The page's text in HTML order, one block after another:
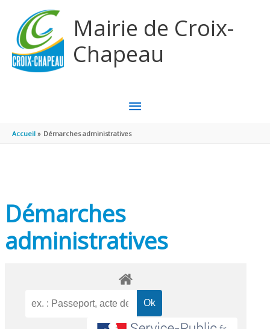
Mairie de Croix-
Chapeau
MENU
PRINCIPAL
Accueil Démarches administratives
Démarches
administratives